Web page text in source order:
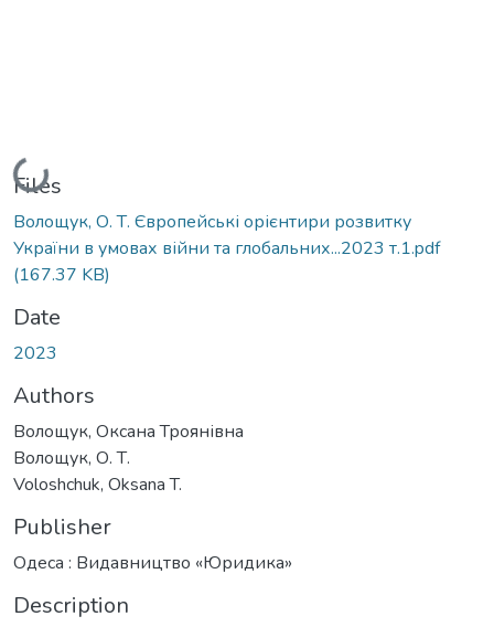
Loading...
Files
Волощук, О. Т. Європейські орієнтири розвитку
України в умовах війни та глобальних...2023 т.1.pdf
(167.37 KB)
Date
2023
Authors
Волощук, Оксана Троянівна
Волощук, О. Т.
Voloshchuk, Oksana T.
Publisher
Одеса : Видавництво «Юридика»
Description